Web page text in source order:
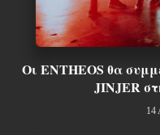
Οι ENTHEOS θα
JINJER
14